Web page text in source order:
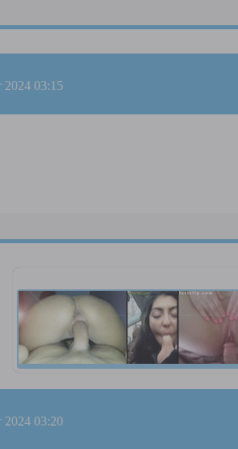
2024 03:15
2024 03:20